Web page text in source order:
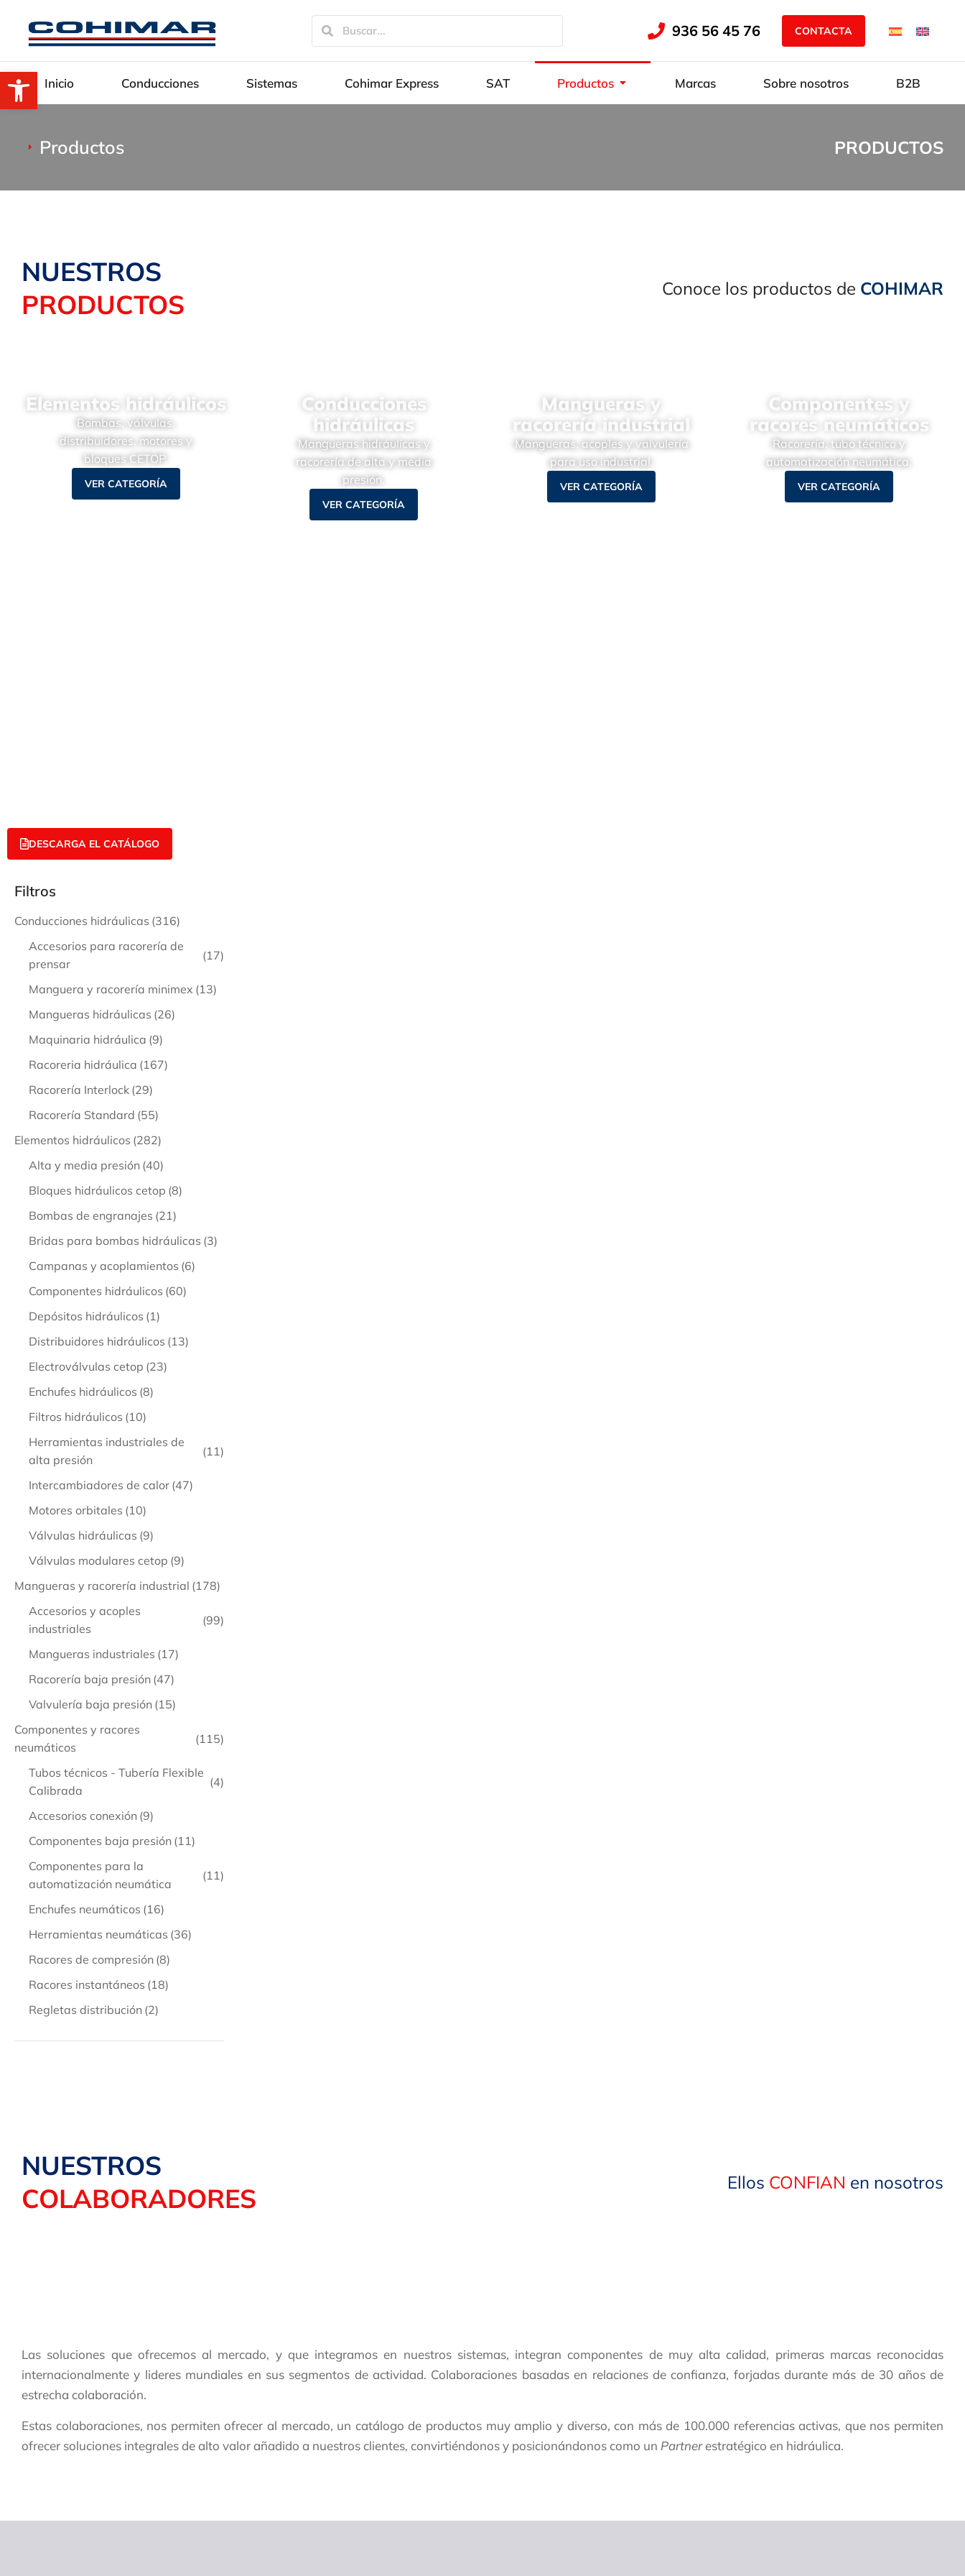
936 56 45 76 CONTACTA
Inicio Conducciones Sistemas Cohimar Express SAT Productos Marcas Sobre nosotros B2B
Estás aquí:
Productos PRODUCTOS
NUESTROS
PRODUCTOS
Conoce los productos de COHIMAR
Elementos hidráulicos
Bombas, válvulas,
distribuidores, motores y
bloques CETOP.
VER CATEGORÍA
Conducciones
hidráulicas
Mangueras hidráulicas y
racorería de alta y media
presión.
VER CATEGORÍA
Mangueras y
racorería industrial
Mangueras, acoples y valvulería
para uso industrial.
VER CATEGORÍA
Componentes y
racores neumáticos
Racorería, tubo técnico y
automatización neumática.
VER CATEGORÍA
DESCARGA EL CATÁLOGO
Filtros
Conducciones hidráulicas (316)
Accesorios para racorería de
prensar
(17)
Manguera y racorería minimex (13)
Mangueras hidráulicas (26)
Maquinaria hidráulica (9)
Racoreria hidráulica (167)
Racorería Interlock (29)
Racorería Standard (55)
Elementos hidráulicos (282)
Alta y media presión (40)
Bloques hidráulicos cetop (8)
Bombas de engranajes (21)
Bridas para bombas hidráulicas (3)
Campanas y acoplamientos (6)
Componentes hidráulicos (60)
Depósitos hidráulicos (1)
Distribuidores hidráulicos (13)
Electroválvulas cetop (23)
Enchufes hidráulicos (8)
Filtros hidráulicos (10)
Herramientas industriales de
alta presión
(11)
Intercambiadores de calor (47)
Motores orbitales (10)
Válvulas hidráulicas (9)
Válvulas modulares cetop (9)
Mangueras y racorería industrial (178)
Accesorios y acoples
industriales
(99)
Mangueras industriales (17)
Racorería baja presión (47)
Valvulería baja presión (15)
Componentes y racores
neumáticos
(115)
Tubos técnicos - Tubería Flexible
Calibrada
(4)
Accesorios conexión (9)
Componentes baja presión (11)
Componentes para la
automatización neumática
(11)
Enchufes neumáticos (16)
Herramientas neumáticas (36)
Racores de compresión (8)
Racores instantáneos (18)
Regletas distribución (2)
NUESTROS
COLABORADORES
Ellos CONFIAN en nosotros
Las soluciones que ofrecemos al mercado, y que integramos en nuestros sistemas, integran componentes de muy alta calidad, primeras marcas reconocidas
internacionalmente y lideres mundiales en sus segmentos de actividad. Colaboraciones basadas en relaciones de confianza, forjadas durante más de 30 años de
estrecha colaboración.
Estas colaboraciones, nos permiten ofrecer al mercado, un catálogo de productos muy amplio y diverso, con más de 100.000 referencias activas, que nos permiten
ofrecer soluciones integrales de alto valor añadido a nuestros clientes, convirtiéndonos y posicionándonos como un Partnerestratégico en hidráulica.
Abrir barra de herramientas